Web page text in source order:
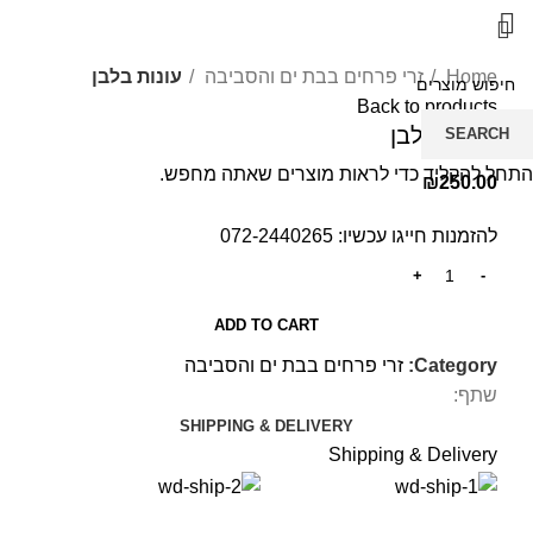
Home
זרי פרחים בבת ים והסביבה
עונות בלבן
Back to products
עונות בלבן
₪250.00
להזמנות חייגו עכשיו: 072-2440265
ADD TO CART
Category: זרי פרחים בבת ים והסביבה
שתף:
SHIPPING & DELIVERY
Shipping & Delivery
SEARCH
התחל להקליד כדי לראות מוצרים שאתה מחפש.